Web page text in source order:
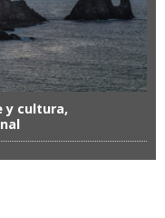
y cultura,